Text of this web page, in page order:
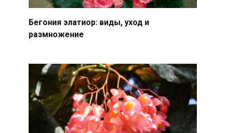
Бегония элатиор: виды, уход и
размножение